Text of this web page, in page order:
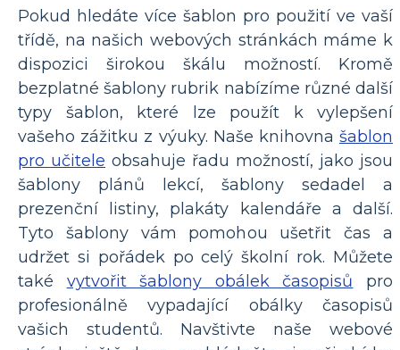
Pokud hledáte více šablon pro použití ve vaší
třídě, na našich webových stránkách máme k
dispozici širokou škálu možností. Kromě
bezplatné šablony rubrik nabízíme různé další
typy šablon, které lze použít k vylepšení
vašeho zážitku z výuky. Naše knihovna šablon
pro učitele obsahuje řadu možností, jako jsou
šablony plánů lekcí, šablony sedadel a
prezenční listiny, plakáty kalendáře a další.
Tyto šablony vám pomohou ušetřit čas a
udržet si pořádek po celý školní rok. Můžete
také vytvořit šablony obálek časopisů pro
profesionálně vypadající obálky časopisů
vašich studentů. Navštivte naše webové